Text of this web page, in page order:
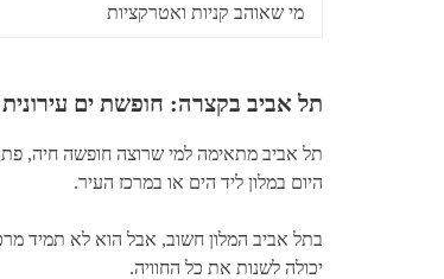
מי שאוהב קניות ואטרקציות
תל אביב בקצרה: חופשת ים עירונית
תל אביב מתאימה למי שרוצה חופשה חיה,
היום במלון ליד הים או במרכז העיר.
בתל אביב המלון חשוב, אבל הוא לא תמיד
יכולה לשנות את כל החוויה.